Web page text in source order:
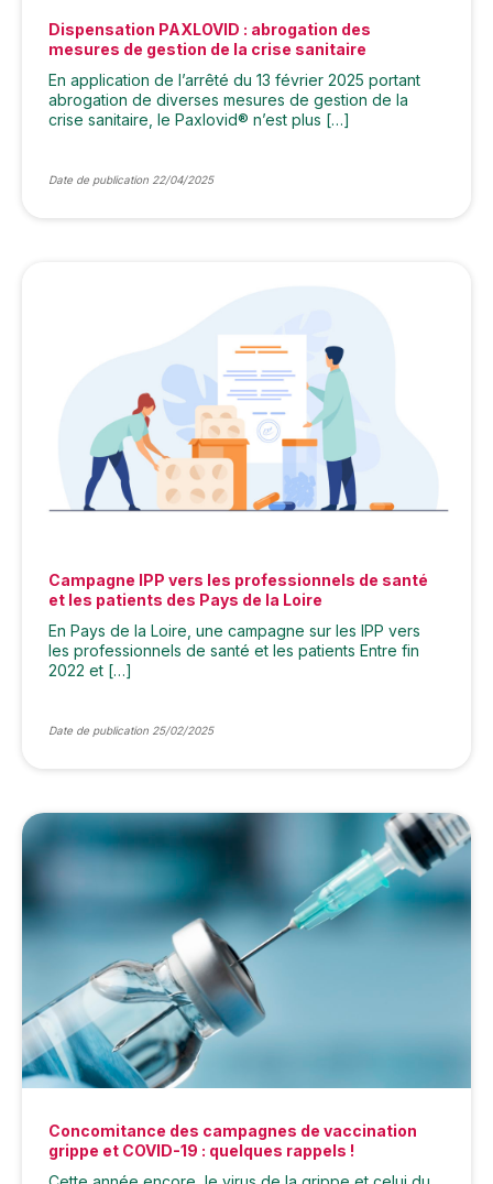
Dispensation PAXLOVID : abrogation des
mesures de gestion de la crise sanitaire
En application de l’arrêté du 13 février 2025 portant
abrogation de diverses mesures de gestion de la
crise sanitaire, le Paxlovid® n’est plus […]
Date de publication 22/04/2025
Campagne IPP vers les professionnels de santé
et les patients des Pays de la Loire
En Pays de la Loire, une campagne sur les IPP vers
les professionnels de santé et les patients Entre fin
2022 et […]
Date de publication 25/02/2025
Concomitance des campagnes de vaccination
grippe et COVID-19 : quelques rappels !